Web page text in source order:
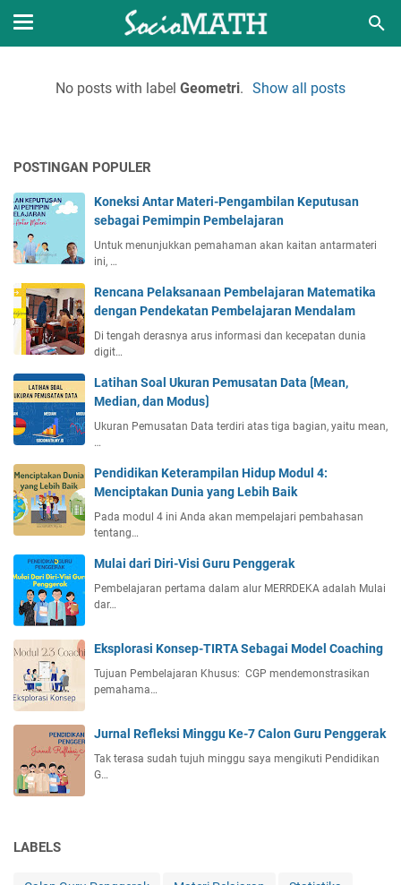
No posts with label Geometri. Show all posts
POSTINGAN POPULER
Koneksi Antar Materi-Pengambilan Keputusan
sebagai Pemimpin Pembelajaran
Untuk menunjukkan pemahaman akan kaitan antarmateri
ini, …
Rencana Pelaksanaan Pembelajaran Matematika
dengan Pendekatan Pembelajaran Mendalam
Di tengah derasnya arus informasi dan kecepatan dunia
digit…
Latihan Soal Ukuran Pemusatan Data ⟮Mean,
Median, dan Modus⟯
Ukuran Pemusatan Data terdiri atas tiga bagian, yaitu mean,
…
Pendidikan Keterampilan Hidup Modul 4:
Menciptakan Dunia yang Lebih Baik
Pada modul 4 ini Anda akan mempelajari pembahasan
tentang…
Mulai dari Diri-Visi Guru Penggerak
Pembelajaran pertama dalam alur MERRDEKA adalah Mulai
dar…
Eksplorasi Konsep-TIRTA Sebagai Model Coaching
Tujuan Pembelajaran Khusus: CGP mendemonstrasikan
pemahama…
Jurnal Refleksi Minggu Ke-7 Calon Guru Penggerak
Tak terasa sudah tujuh minggu saya mengikuti Pendidikan
G…
LABELS